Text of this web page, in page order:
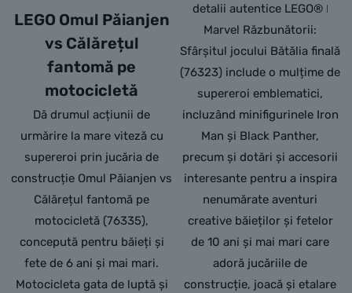
LEGO Omul Păianjen
vs Călărețul
fantomă pe
motocicletă
Dă drumul acțiunii de
urmărire la mare viteză cu
supereroi prin jucăria de
construcție Omul Păianjen vs
Călărețul fantomă pe
motocicletă (76335),
concepută pentru băieți și
fete de 6 ani și mai mari.
Motocicleta gata de luptă și
detalii autentice LEGO® ǀ
Marvel Răzbunătorii:
Sfârșitul jocului Bătălia finală
(76323) include o mulțime de
supereroi emblematici,
incluzând minifigurinele Iron
Man și Black Panther,
precum și dotări și accesorii
interesante pentru a inspira
nenumărate aventuri
creative băieților și fetelor
de 10 ani și mai mari care
adoră jucăriile de
construcție, joacă și etalare